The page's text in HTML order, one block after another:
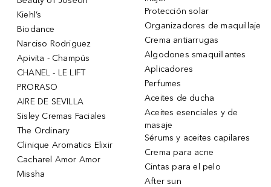
Kiehl’s
Biodance
Narciso Rodriguez
Apivita - Champús
CHANEL - LE LIFT
PRORASO
AIRE DE SEVILLA
Sisley Cremas Faciales
The Ordinary
Clinique Aromatics Elixir
Cacharel Amor Amor
Missha
Protección solar
Organizadores de maquillaje
Crema antiarrugas
Algodones smaquillantes
Aplicadores
Perfumes
Aceites de ducha
Aceites esenciales y de
masaje
Sérums y aceites capilares
Crema para acne
Cintas para el pelo
After sun